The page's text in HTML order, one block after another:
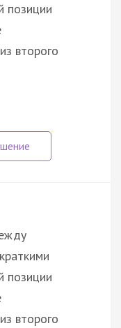
позиции
второго
позиции
второго